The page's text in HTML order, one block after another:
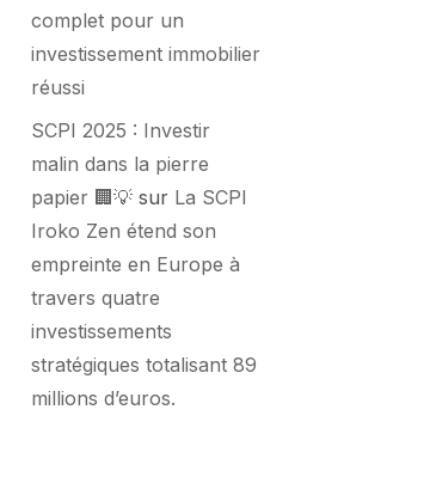
complet pour un
investissement immobilier
réussi
SCPI 2025 : Investir
malin dans la pierre
papier 🏢💡 sur La SCPI
Iroko Zen étend son
empreinte en Europe à
travers quatre
investissements
stratégiques totalisant 89
millions d’euros.